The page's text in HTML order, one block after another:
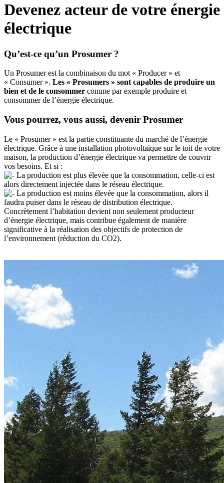
Devenez acteur de votre énergie
électrique
Qu’est-ce qu’un Prosumer ?
Un Prosumer est la combinaison du mot « Producer » et
« Consumer ». Les « Prosumers » sont capables de produire un
bien et de le consommer comme par exemple produire et
consommer de l’énergie électrique.
Vous pourrez, vous aussi, devenir Prosumer
Le « Prosumer » est la partie constituante du marché de l’énergie
électrique. Grâce à une installation photovoltaïque sur le toit de votre
maison, la production d’énergie électrique va permettre de couvrir
vos besoins. Et si :
La production est plus élevée que la consommation, celle-ci est
alors directement injectée dans le réseau électrique.
La production est moins élevée que la consommation, alors il
faudra puiser dans le réseau de distribution électrique.
Concrètement l’habitation devient non seulement producteur
d’énergie électrique, mais contribue également de manière
significative à la réalisation des objectifs de protection de
l’environnement (réduction du CO2).